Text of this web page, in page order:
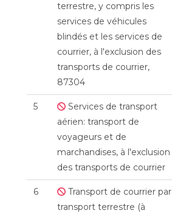
terrestre, y compris les
services de véhicules
blindés et les services de
courrier, à l'exclusion des
transports de courrier,
87304
5
Services de transport
aérien: transport de
voyageurs et de
marchandises, à l'exclusion
des transports de courrier
6
Transport de courrier par
transport terrestre (à